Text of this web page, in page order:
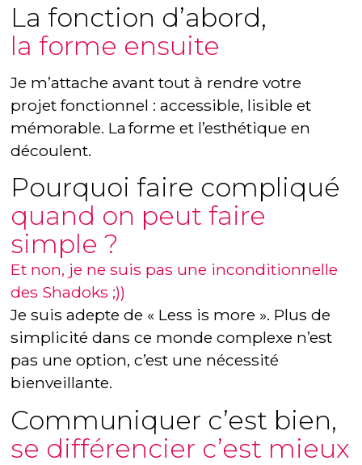
La fonction d’abord,
la forme ensuite
Je m’attache avant tout à rendre votre
projet fonctionnel : accessible, lisible et
mémorable. La forme et l’esthétique en
découlent.
Pourquoi faire compliqué
quand on peut faire
simple ?
Et non, je ne suis pas une inconditionnelle
des Shadoks ;))
Je suis adepte de « Less is more ». Plus de
simplicité dans ce monde complexe n’est
pas une option, c’est une nécessité
bienveillante.
Communiquer c’est bien,
se différencier c’est mieux